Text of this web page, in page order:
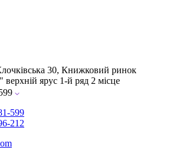
30, Книжковий ринок
ярус 1-й ряд 2 місце
599
212